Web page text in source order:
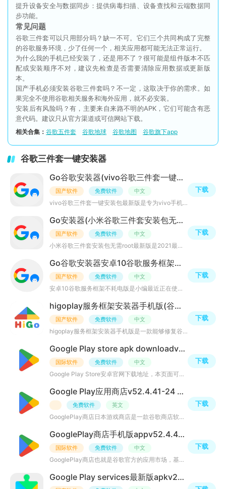
提升设备安全与数据同步：提供病毒扫描、设备查找和云端数据同
步功能。
常见问题
谷歌三件套可以只用部分吗？缺一不可。它们三个共同构成了完整
的谷歌服务环境，少了任何一个，相关应用都可能无法正常运行。
为什么我的手机已经安装了，还是用不了？很可能是组件版本不匹
配或安装顺序不对，建议先检查是否需要清除应用数据或更新版
本。
国产手机必须安装谷歌三件套吗？不一定，这取决于你的需求。如
果完全不使用谷歌相关服务和海外应用，就不必安装。
安装后有风险吗？有，主要来自来路不明的APK，它们可能含有恶
意代码。建议只从官方渠道或可信网站下载。
相关合集： 谷歌五件套 谷歌地球 谷歌地图 谷歌旗下app
谷歌三件套一键安装器
Go谷歌安装器(vivo谷歌三件套一键安装包最新版)v4.8.7免root最新版
国产软件 免费软件 中文
vivo谷歌三件套一键安装包最新版是专为vivo手机用户开发的专用谷歌三件套一键安装包，无需root权限，就可为
下载
Go安装器(小米谷歌三件套安装包无需root最新版)v4.8.7安卓版
国产软件 免费软件 中文
小米谷歌三件套安装包无需root最新版是2021最新升级小米谷歌三件套安装包软件，无需root即可实现手机谷歌框
下载
Go谷歌安装器安卓10谷歌服务框架不耗电版(安卓10谷歌三件套)v4.8.7不闪退最新版
国产软件 免费软件 中文
安卓10谷歌服务框架不耗电版是小编最近正在使用的一款安卓10谷歌三件套框架安装包应用，不闪退、不耗电、无
下载
higoplay服务框架安装器手机版(谷歌三件套修复工具)v1.3.9.5最新版
国产软件 免费软件 中文
higoplay服务框架安装器手机版是一款能够修复谷歌三件套工具应用，能根据手机型号、安卓系统版本自动修复谷
下载
Google Play store apk downloadv52.4.41-24 安卓版
国际软件 免费软件 中文
Google Play Store安卓官网下载地址，本页面可以直接安装到手上，具体的安装技巧和教程，还是得详细阅读下方
下载
Google Play应用商店v52.4.41-24 手机版
免费软件 英文
GooglePlay商店日本游戏商店是一款谷歌商店软件应用，内置海量大神精品游戏资源、热门安卓手游、谷歌游戏资
下载
GooglePlay商店手机版appv52.4.41-24 安卓版
国际软件 免费软件 中文
GooglePlay商店也就是谷歌官方的应用市场，基本上全球用户都会用，这里面的游戏和软件等资源，都是可以直接
下载
Google Play services最新版apkv26.28.60 通用版